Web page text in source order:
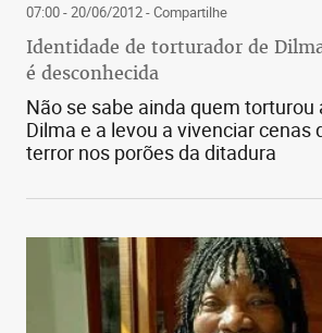
07:00 - 20/06/2012- Compartilhe
Identidade de torturador de
é desconhecida
Não se sabe ainda quem torturou
Dilma e a levou a vivenciar cenas
terror nos porões da ditadura